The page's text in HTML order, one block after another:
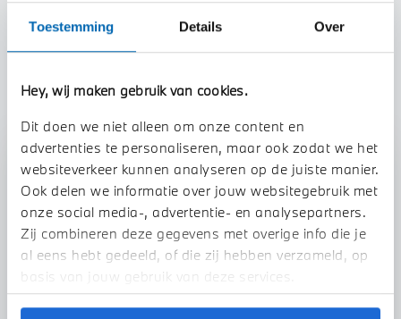
Toestemming Details Over
Hey, wij maken gebruik van cookies.
Dit doen we niet alleen om onze content en
advertenties te personaliseren, maar ook zodat we het
websiteverkeer kunnen analyseren op de juiste manier.
Ook delen we informatie over jouw websitegebruik met
onze social media-, advertentie- en analysepartners.
Zij combineren deze gegevens met overige info die je
al eens hebt gedeeld, of die zij hebben verzameld, op
basis van jouw gebruik van deze services.
Stap 1 van 3
Uw auto inruilen?
Toon alle eigenschappen